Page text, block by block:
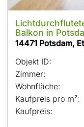
Balkon in
14471 Potsdam,
Objekt ID:
Zimmer:
Wohnfläche:
Kaufpreis pro m²:
Kaufpreis: